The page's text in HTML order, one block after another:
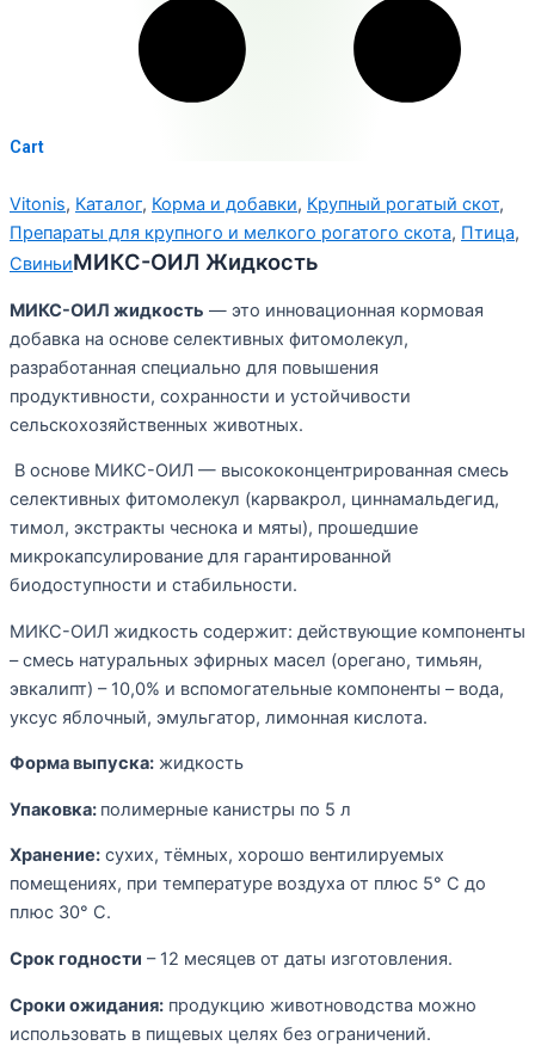
Cart
Vitonis, Каталог, Корма и добавки, Крупный рогатый скот,
Препараты для крупного и мелкого рогатого скота, Птица,
СвиньиМИКС-ОИЛ Жидкость
МИКС-ОИЛ жидкость — это инновационная кормовая
добавка на основе селективных фитомолекул,
разработанная специально для повышения
продуктивности, сохранности и устойчивости
сельскохозяйственных животных.
В основе МИКС-ОИЛ — высококонцентрированная смесь
селективных фитомолекул (карвакрол, циннамальдегид,
тимол, экстракты чеснока и мяты), прошедшие
микрокапсулирование для гарантированной
биодоступности и стабильности.
МИКС-ОИЛ жидкость содержит: действующие компоненты
– смесь натуральных эфирных масел (орегано, тимьян,
эвкалипт) – 10,0% и вспомогательные компоненты – вода,
уксус яблочный, эмульгатор, лимонная кислота.
Форма выпуска: жидкость
Упаковка: полимерные канистры по 5 л
Хранение: сухих, тёмных, хорошо вентилируемых
помещениях, при температуре воздуха от плюс 5° С до
плюс 30° С.
Срок годности – 12 месяцев от даты изготовления.
Сроки ожидания: продукцию животноводства можно
использовать в пищевых целях без ограничений.